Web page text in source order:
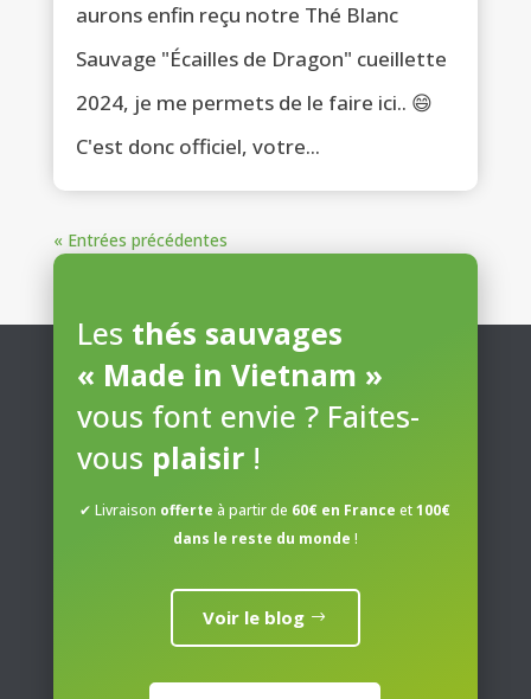
aurons enfin reçu notre Thé Blanc
Sauvage "Écailles de Dragon" cueillette
2024, je me permets de le faire ici.. 😄
C'est donc officiel, votre...
« Entrées précédentes
Les thés sauvages
« Made in Vietnam »
vous font envie ? Faites-
vous plaisir!
✔ Livraison offerte à partir de 60€ en France et100€
dans le reste du monde !
Voir le blog